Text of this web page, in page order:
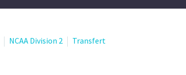
NCAA Division 2 Transfert